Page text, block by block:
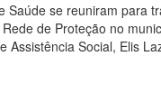
Saúde se reuniram para
de Proteção no
Assistência Social, Elis